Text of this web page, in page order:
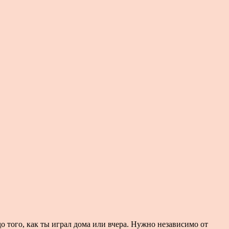
того, как ты играл дома или вчера. Нужно независимо от